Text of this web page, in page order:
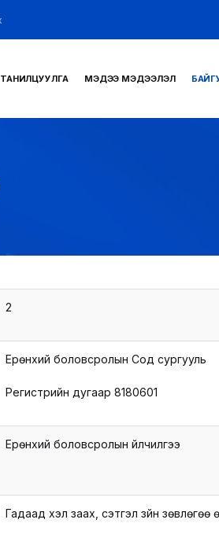
ТАНИЛЦУУЛГА МЭДЭЭ МЭДЭЭЛЭЛ
2
Ерөнхий боловсролын Сод сургууль
Регистрийн дугаар 8180601
Ерөнхий боловсролын үйлчилгээ
Гадаад хэл заах, сэтгэл зүйн зөвлөгөө